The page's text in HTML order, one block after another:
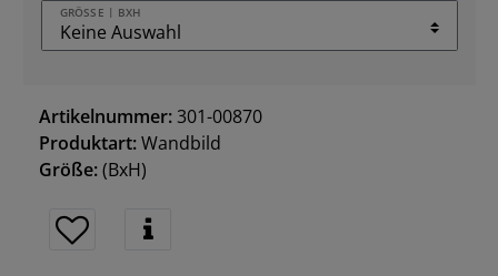
GRÖSSE | BXH
Artikelnummer:301-00870
Produktart:Wandbild
Größe:(BxH)